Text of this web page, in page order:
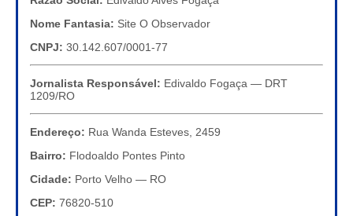
Nome Fantasia: Site O Observador
CNPJ: 30.142.607/0001-77
Jornalista Responsável: Edivaldo Fogaça — DRT
1209/RO
Endereço: Rua Wanda Esteves, 2459
Bairro: Flodoaldo Pontes Pinto
Cidade: Porto Velho — RO
CEP: 76820-510